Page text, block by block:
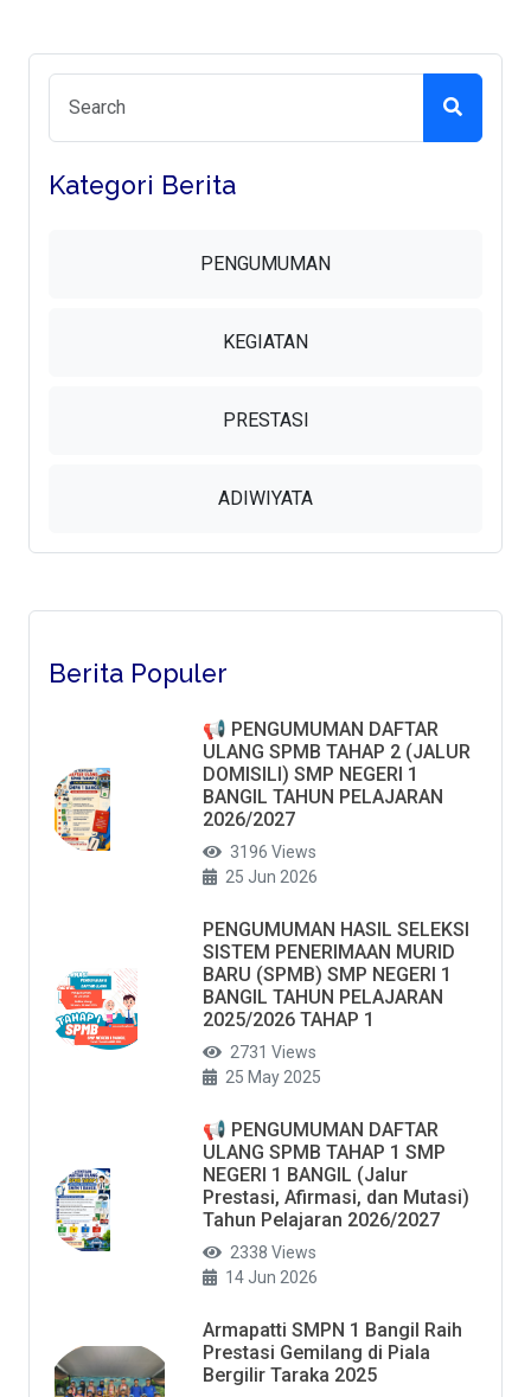
Kategori Berita
PENGUMUMAN
KEGIATAN
PRESTASI
ADIWIYATA
Berita Populer
📢 PENGUMUMAN DAFTAR
ULANG SPMB TAHAP 2 (JALUR
DOMISILI) SMP NEGERI 1
BANGIL TAHUN PELAJARAN
2026/2027
3196 Views
25 Jun 2026
PENGUMUMAN HASIL SELEKSI
SISTEM PENERIMAAN MURID
BARU (SPMB) SMP NEGERI 1
BANGIL TAHUN PELAJARAN
2025/2026 TAHAP 1
2731 Views
25 May 2025
📢 PENGUMUMAN DAFTAR
ULANG SPMB TAHAP 1 SMP
NEGERI 1 BANGIL (Jalur
Prestasi, Afirmasi, dan Mutasi)
Tahun Pelajaran 2026/2027
2338 Views
14 Jun 2026
Armapatti SMPN 1 Bangil Raih
Prestasi Gemilang di Piala
Bergilir Taraka 2025